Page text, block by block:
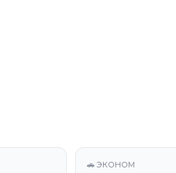
🚗 ЭКОНОМ